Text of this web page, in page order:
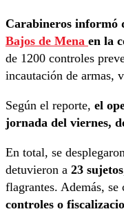
Carabineros informó
Bajos de Mena en la
de 1200 controles
incautación de armas,
Según el reporte, el
jornada del viernes,
En total, se desplegaron
detuvieron a 23 sujetos
flagrantes. Además,
controles o